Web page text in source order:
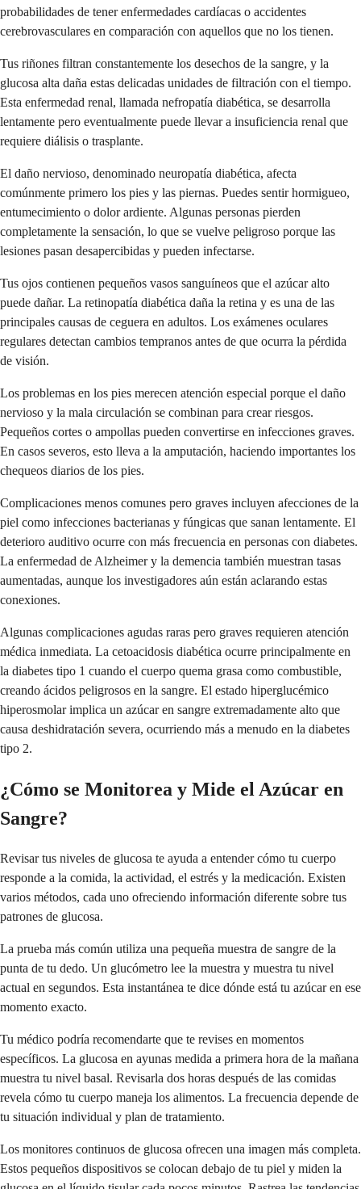
probabilidades de tener enfermedades cardíacas o accidentes
cerebrovasculares en comparación con aquellos que no los tienen.
Tus riñones filtran constantemente los desechos de la sangre, y la
glucosa alta daña estas delicadas unidades de filtración con el tiempo.
Esta enfermedad renal, llamada nefropatía diabética, se desarrolla
lentamente pero eventualmente puede llevar a insuficiencia renal que
requiere diálisis o trasplante.
El daño nervioso, denominado neuropatía diabética, afecta
comúnmente primero los pies y las piernas. Puedes sentir hormigueo,
entumecimiento o dolor ardiente. Algunas personas pierden
completamente la sensación, lo que se vuelve peligroso porque las
lesiones pasan desapercibidas y pueden infectarse.
Tus ojos contienen pequeños vasos sanguíneos que el azúcar alto
puede dañar. La retinopatía diabética daña la retina y es una de las
principales causas de ceguera en adultos. Los exámenes oculares
regulares detectan cambios tempranos antes de que ocurra la pérdida
de visión.
Los problemas en los pies merecen atención especial porque el daño
nervioso y la mala circulación se combinan para crear riesgos.
Pequeños cortes o ampollas pueden convertirse en infecciones graves.
En casos severos, esto lleva a la amputación, haciendo importantes los
chequeos diarios de los pies.
Complicaciones menos comunes pero graves incluyen afecciones de la
piel como infecciones bacterianas y fúngicas que sanan lentamente. El
deterioro auditivo ocurre con más frecuencia en personas con diabetes.
La enfermedad de Alzheimer y la demencia también muestran tasas
aumentadas, aunque los investigadores aún están aclarando estas
conexiones.
Algunas complicaciones agudas raras pero graves requieren atención
médica inmediata. La cetoacidosis diabética ocurre principalmente en
la diabetes tipo 1 cuando el cuerpo quema grasa como combustible,
creando ácidos peligrosos en la sangre. El estado hiperglucémico
hiperosmolar implica un azúcar en sangre extremadamente alto que
causa deshidratación severa, ocurriendo más a menudo en la diabetes
tipo 2.
¿Cómo se Monitorea y Mide el Azúcar en
Sangre?
Revisar tus niveles de glucosa te ayuda a entender cómo tu cuerpo
responde a la comida, la actividad, el estrés y la medicación. Existen
varios métodos, cada uno ofreciendo información diferente sobre tus
patrones de glucosa.
La prueba más común utiliza una pequeña muestra de sangre de la
punta de tu dedo. Un glucómetro lee la muestra y muestra tu nivel
actual en segundos. Esta instantánea te dice dónde está tu azúcar en ese
momento exacto.
Tu médico podría recomendarte que te revises en momentos
específicos. La glucosa en ayunas medida a primera hora de la mañana
muestra tu nivel basal. Revisarla dos horas después de las comidas
revela cómo tu cuerpo maneja los alimentos. La frecuencia depende de
tu situación individual y plan de tratamiento.
Los monitores continuos de glucosa ofrecen una imagen más completa.
Estos pequeños dispositivos se colocan debajo de tu piel y miden la